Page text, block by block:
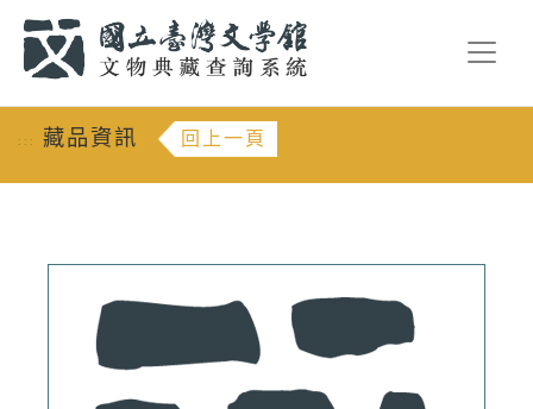
::: 藏品資訊 回上一頁